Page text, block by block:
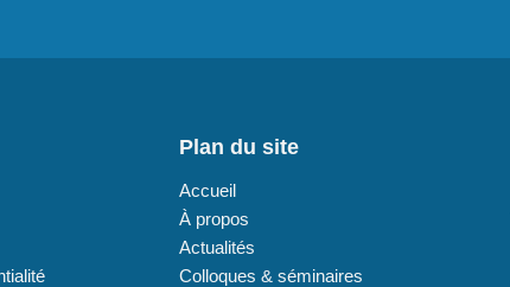
Plan du site
Accueil
À propos
Actualités
Colloques & séminaires